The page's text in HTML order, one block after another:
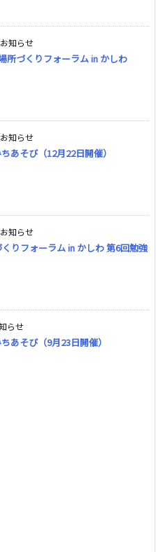
お知らせ
所づくりフォーラム in かしわ
お知らせ
あそび（12月22日開催）
お知らせ
りフォーラム in かしわ 第6回勉強
らせ
あそび（9月23日開催）